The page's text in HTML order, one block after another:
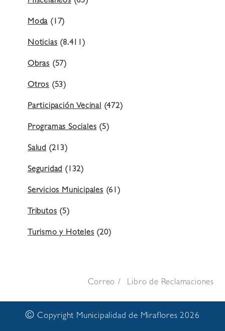
Moda(17)
Noticias(8.411)
Obras (57)
Otros (53)
Participación Vecinal(472)
Programas Sociales(5)
Salud (213)
Seguridad(132)
Servicios Municipales(61)
Tributos(5)
Turismo y Hoteles(20)
Correo Libro de Reclamaciones
© Copyright Municipalidad de Miraflores 2026